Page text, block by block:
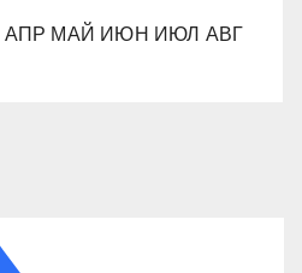
АПР МАЙ ИЮН ИЮЛ АВГ